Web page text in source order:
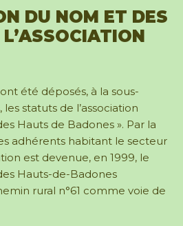
DU NOM ET DES
été déposés, à la sous-
statuts de l’association
Hauts de Badones ». Par la
adhérents habitant le secteur
est devenue, en 1999, le
Hauts-de-Badones
rural n°61 comme voie de